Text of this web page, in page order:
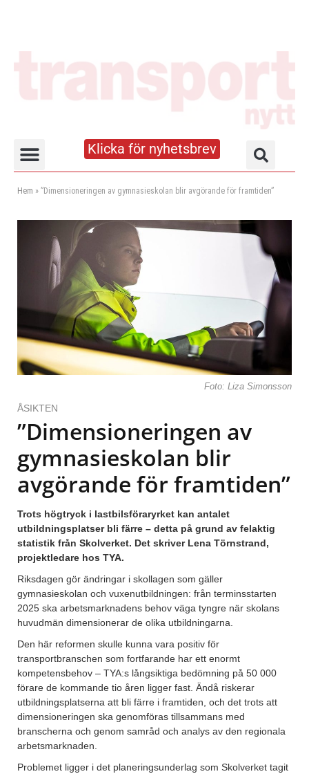
Klicka för nyhetsbrev
Hem » ”Dimensioneringen av gymnasieskolan blir avgörande för framtiden”
Foto: Liza Simonsson
ÅSIKTEN
”Dimensioneringen av
gymnasieskolan blir
avgörande för framtiden”
Trots högtryck i lastbilsföraryrket kan antalet
utbildningsplatser bli färre – detta på grund av felaktig
statistik från Skolverket. Det skriver Lena Törnstrand,
projektledare hos TYA.
Riksdagen gör ändringar i skollagen som gäller
gymnasieskolan och vuxenutbildningen: från terminsstarten
2025 ska arbetsmarknadens behov väga tyngre när skolans
huvudmän dimensionerar de olika utbildningarna.
Den här reformen skulle kunna vara positiv för
transportbranschen som fortfarande har ett enormt
kompetensbehov – TYA:s långsiktiga bedömning på 50 000
förare de kommande tio åren ligger fast. Ändå riskerar
utbildningsplatserna att bli färre i framtiden, och det trots att
dimensioneringen ska genomföras tillsammans med
branscherna och genom samråd och analys av den regionala
arbetsmarknaden.
Problemet ligger i det planeringsunderlag som Skolverket tagit